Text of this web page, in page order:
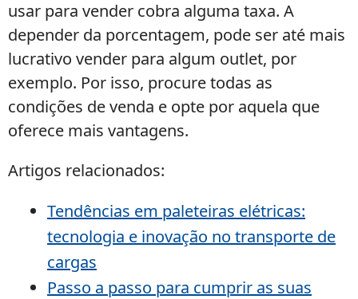
usar para vender cobra alguma taxa. A
depender da porcentagem, pode ser até mais
lucrativo vender para algum outlet, por
exemplo. Por isso, procure todas as
condições de venda e opte por aquela que
oferece mais vantagens.
Artigos relacionados:
Tendências em paleteiras elétricas:
tecnologia e inovação no transporte de
cargas
Passo a passo para cumprir as suas